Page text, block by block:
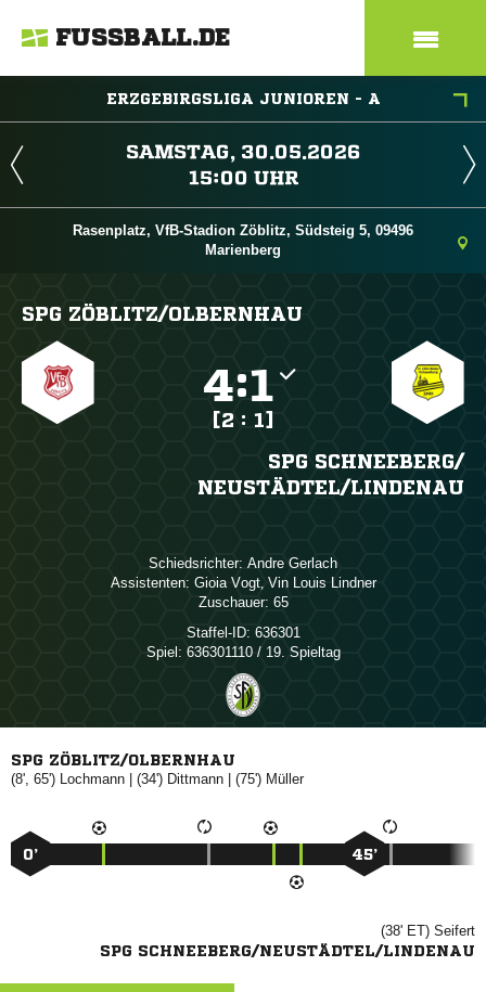
FUSSBALL.DE
ERZGEBIRGSLIGA JUNIOREN - A
 
 
Rasenplatz, VfB-Stadion Zöblitz, Südsteig 5, 09496
Marienberg
SPG ZÖBLITZ/​OLBERNHAU
:
[2 : 1]
SPG SCHNEEBERG/​
NEUSTÄDTEL/​LINDENAU
Schiedsrichter:  
Assistenten:  ,   
Zuschauer: 65
Staffel-ID: 636301
Spiel: 636301110 / 19. Spieltag
SPG ZÖBLITZ/OLBERNHAU
(8', 65')  | (34')  | (75') 
0’ 45’
(38' ET) 
SPG SCHNEEBERG/NEUSTÄDTEL/LINDENAU